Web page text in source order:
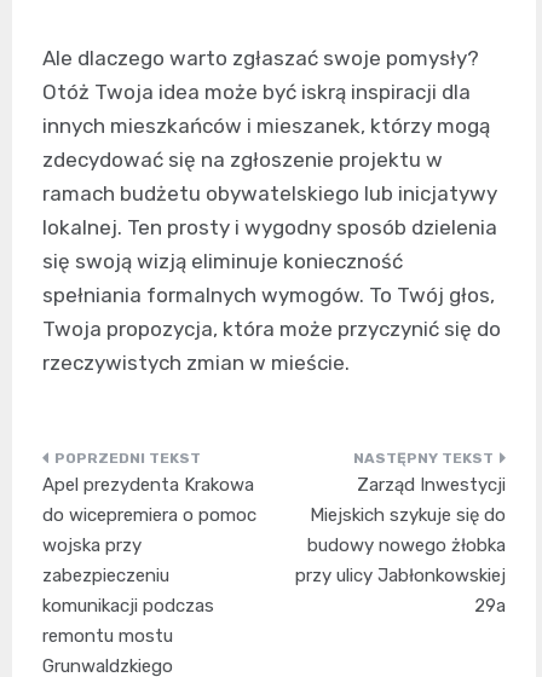
Ale dlaczego warto zgłaszać swoje pomysły?
Otóż Twoja idea może być iskrą inspiracji dla
innych mieszkańców i mieszanek, którzy mogą
zdecydować się na zgłoszenie projektu w
ramach budżetu obywatelskiego lub inicjatywy
lokalnej. Ten prosty i wygodny sposób dzielenia
się swoją wizją eliminuje konieczność
spełniania formalnych wymogów. To Twój głos,
Twoja propozycja, która może przyczynić się do
rzeczywistych zmian w mieście.
Nawigacja
wpisu
Apel prezydenta Krakowa
do wicepremiera o pomoc
wojska przy
zabezpieczeniu
komunikacji podczas
remontu mostu
Grunwaldzkiego
Zarząd Inwestycji
Miejskich szykuje się do
budowy nowego żłobka
przy ulicy Jabłonkowskiej
29a